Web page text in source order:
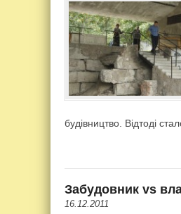
будівництво. Відтоді
Забудовник vs
16.12.2011